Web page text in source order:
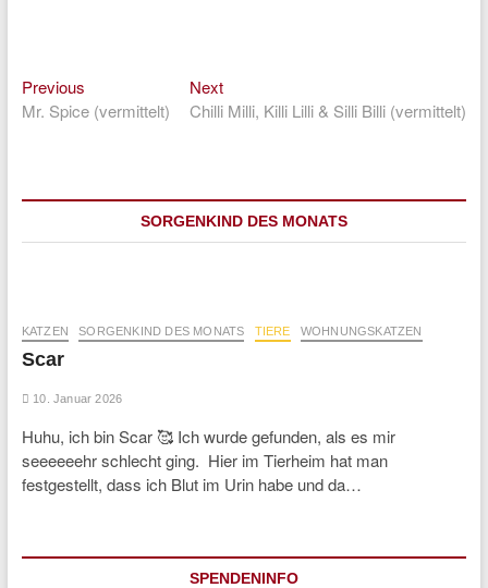
Beitragsnavigation
PreviousPrevious
post:
Mr. Spice (vermittelt)
NextNext
post:
Chilli Milli, Killi Lilli & Silli Billi (vermittelt)
SORGENKIND DES MONATS
KATZEN SORGENKIND DES MONATS TIERE WOHNUNGSKATZEN
Scar
10. Januar 2026
Huhu, ich bin Scar 🥰 Ich wurde gefunden, als es mir
seeeeeehr schlecht ging. Hier im Tierheim hat man
festgestellt, dass ich Blut im Urin habe und da…
SPENDENINFO